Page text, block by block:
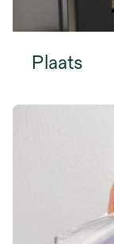
Plaats